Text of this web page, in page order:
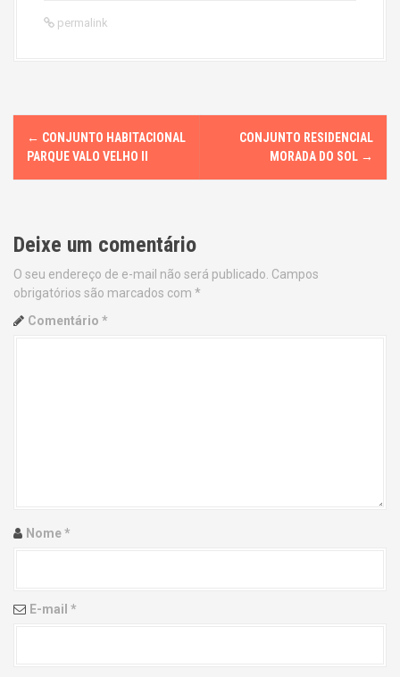
permalink
P
t
n
a
o
← CONJUNTO HABITACIONAL
PARQUE VALO VELHO II
CONJUNTO RESIDENCIAL
MORADA DO SOL →
Deixe um comentário
O seu endereço de e-mail não será publicado. Campos
obrigatórios são marcados com *
Comentário *
Nome*
E-mail *